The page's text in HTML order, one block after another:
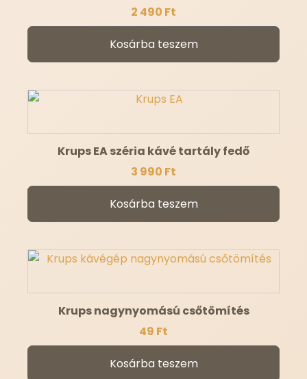
2 490 Ft
Kosárba teszem
Krups EA széria kávé tartály fedő
3 990 Ft
Kosárba teszem
Krups nagynyomású csőtömítés
49 Ft
Kosárba teszem